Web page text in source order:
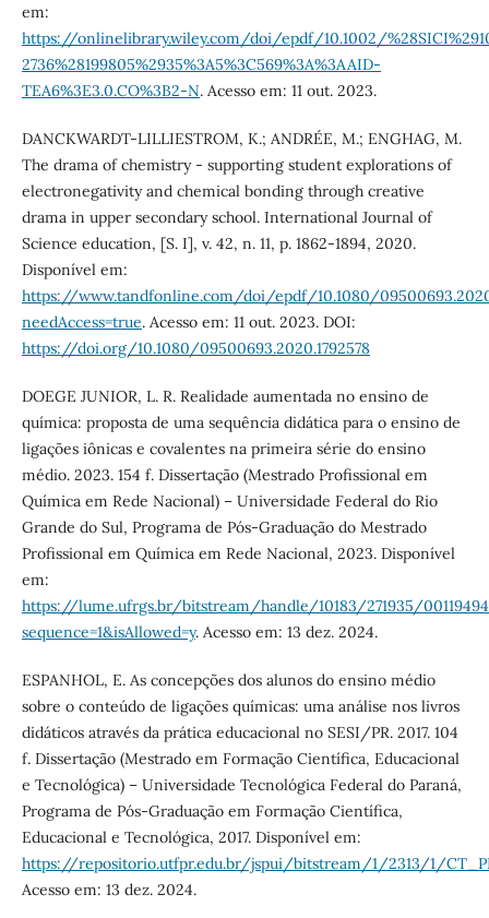
em:
https://onlinelibrary.wiley.com/doi/epdf/10.1002/
2736%28199805%2935%3A5%3C569%3A%3AAID-
TEA6%3E3.0.CO%3B2-N. Acesso em: 11 out. 2023.
DANCKWARDT-LILLIESTROM, K.; ANDRÉE, M.; ENGHAG, M.
The drama of chemistry - supporting student explorations of
electronegativity and chemical bonding through creative
drama in upper secondary school. International Journal of
Science education, [S. I], v. 42, n. 11, p. 1862-1894, 2020.
Disponível em:
https://www.tandfonline.com/doi/epdf/10.1080/
needAccess=true. Acesso em: 11 out. 2023. DOI:
https://doi.org/10.1080/09500693.2020.1792578
DOEGE JUNIOR, L. R. Realidade aumentada no ensino de
química: proposta de uma sequência didática para o ensino de
ligações iônicas e covalentes na primeira série do ensino
médio. 2023. 154 f. Dissertação (Mestrado Profissional em
Química em Rede Nacional) – Universidade Federal do Rio
Grande do Sul, Programa de Pós-Graduação do Mestrado
Profissional em Química em Rede Nacional, 2023. Disponível
em:
https://lume.ufrgs.br/bitstream/handle/10183/271935/
sequence=1&isAllowed=y. Acesso em: 13 dez. 2024.
ESPANHOL, E. As concepções dos alunos do ensino médio
sobre o conteúdo de ligações químicas: uma análise nos livros
didáticos através da prática educacional no SESI/PR. 2017. 104
f. Dissertação (Mestrado em Formação Científica, Educacional
e Tecnológica) – Universidade Tecnológica Federal do Paraná,
Programa de Pós-Graduação em Formação Científica,
Educacional e Tecnológica, 2017. Disponível em:
https://repositorio.utfpr.edu.br/jspui/bitstream/1/2313/1/
Acesso em: 13 dez. 2024.